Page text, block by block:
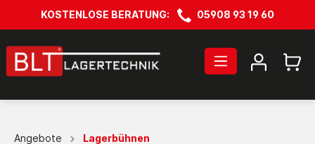
KOSTENLOSE BERATUNG: 05908 93 19 60
Angebote Lagerbühnen